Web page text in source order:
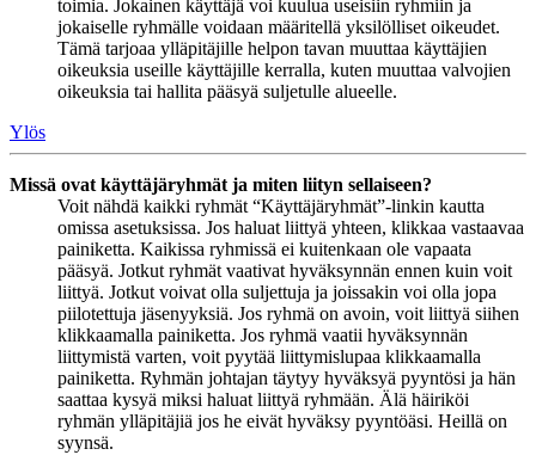
toimia. Jokainen käyttäjä voi kuulua useisiin ryhmiin ja
jokaiselle ryhmälle voidaan määritellä yksilölliset oikeudet.
Tämä tarjoaa ylläpitäjille helpon tavan muuttaa käyttäjien
oikeuksia useille käyttäjille kerralla, kuten muuttaa valvojien
oikeuksia tai hallita pääsyä suljetulle alueelle.
Ylös
Missä ovat käyttäjäryhmät ja miten liityn sellaiseen?
Voit nähdä kaikki ryhmät “Käyttäjäryhmät”-linkin kautta
omissa asetuksissa. Jos haluat liittyä yhteen, klikkaa vastaavaa
painiketta. Kaikissa ryhmissä ei kuitenkaan ole vapaata
pääsyä. Jotkut ryhmät vaativat hyväksynnän ennen kuin voit
liittyä. Jotkut voivat olla suljettuja ja joissakin voi olla jopa
piilotettuja jäsenyyksiä. Jos ryhmä on avoin, voit liittyä siihen
klikkaamalla painiketta. Jos ryhmä vaatii hyväksynnän
liittymistä varten, voit pyytää liittymislupaa klikkaamalla
painiketta. Ryhmän johtajan täytyy hyväksyä pyyntösi ja hän
saattaa kysyä miksi haluat liittyä ryhmään. Älä häiriköi
ryhmän ylläpitäjiä jos he eivät hyväksy pyyntöäsi. Heillä on
syynsä.